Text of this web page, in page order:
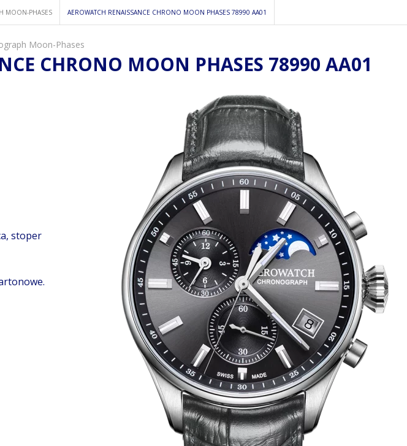
MOON-PHASES AEROWATCH RENAISSANCE CHRONO MOON PHASES 78990 AA01
Moon-Phases
CHRONO MOON PHASES 78990 AA01
stoper